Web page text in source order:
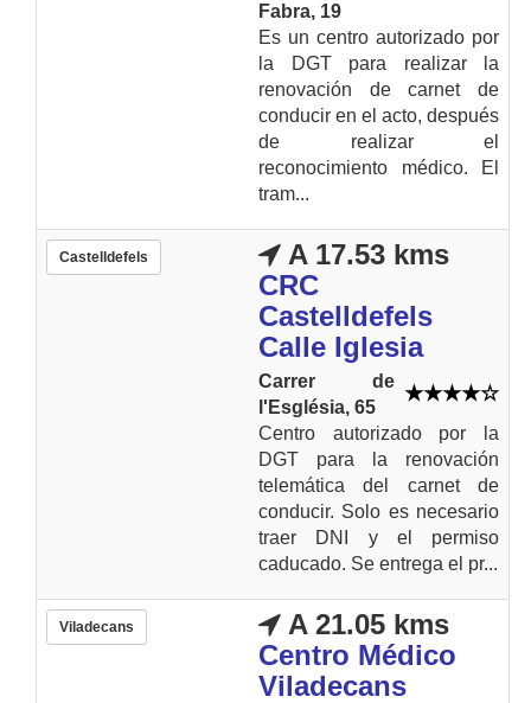
Fabra, 19
Es un centro autorizado por
la DGT para realizar la
renovación de carnet de
conducir en el acto, después
de realizar el
reconocimiento médico. El
tram...
Castelldefels
A 17.53 kms
CRC
Castelldefels
Calle Iglesia
Carrer de
l'Església, 65
Centro autorizado por la
DGT para la renovación
telemática del carnet de
conducir. Solo es necesario
traer DNI y el permiso
caducado. Se entrega el pr...
Viladecans
A 21.05 kms
Centro Médico
Viladecans